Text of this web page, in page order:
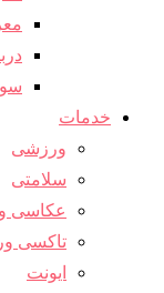
خدمات
ورزشی
سلامتی
عکاسی
تاکسی
ایونت